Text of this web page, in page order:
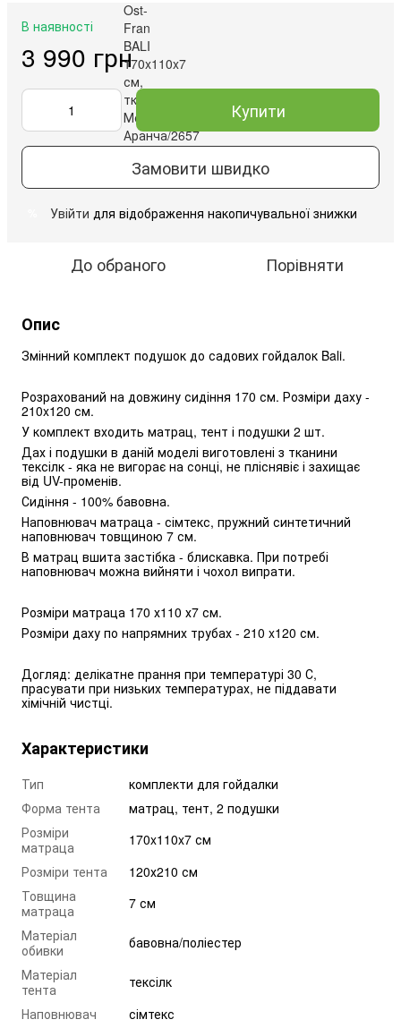
В наявності
3 990 грн
Купити
Замовити швидко
Увійти для відображення накопичувальної знижки
До обраного Порівняти
Опис
Змінний комплект подушок до садових гойдалок Bali.
Розрахований на довжину сидіння 170 см. Розміри даху -
210x120 см.
У комплект входить матрац, тент і подушки 2 шт.
Дах і подушки в даній моделі виготовлені з тканини
тексілк - яка не вигорає на сонці, не пліснявіє і захищає
від UV-променів.
Сидіння - 100% бавовна.
Наповнювач матраца - сімтекс, пружний синтетичний
наповнювач товщиною 7 см.
В матрац вшита застібка - блискавка. При потребі
наповнювач можна вийняти і чохол випрати.
Розміри матраца 170 х110 х7 см.
Розміри даху по напрямних трубах - 210 x120 см.
Догляд: делікатне прання при температурі 30 С,
прасувати при низьких температурах, не піддавати
хімічній чистці.
Характеристики
Тип
комплекти для гойдалки
Форма тента
матрац, тент, 2 подушки
Розміри
матраца
170x110x7 см
Розміри тента
120х210 см
Товщина
матраца
7 см
Матеріал
обивки
бавовна/поліестер
Матеріал
тента
тексілк
Наповнювач
сімтекс